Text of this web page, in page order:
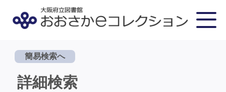
簡易検索へ
詳細検索